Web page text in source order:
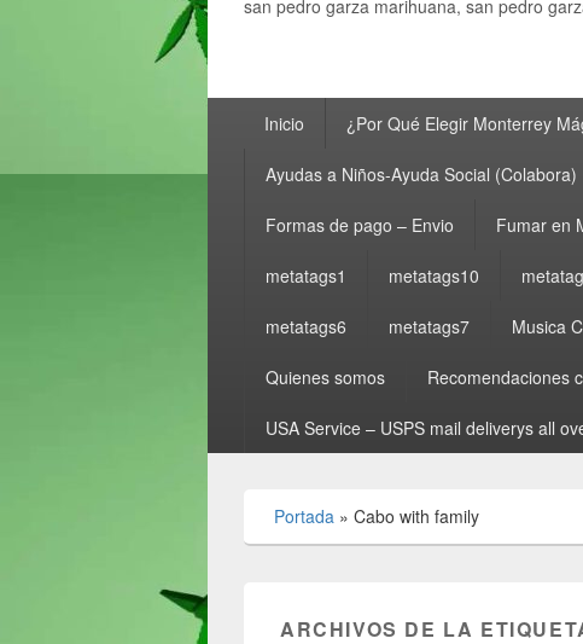
san pedro garza marihuana, san pedro
principalInicio ¿Por Qué Elegir Monterrey
Ayudas a Niños-Ayuda Social (Colabora)
Formas de pago – Envio Fumar en
metatags1 metatags10
metatags6 metatags7 Musica
Quienes somos Recomendaciones
USA Service – USPS mail deliverys all
Portada » Cabo with family
ARCHIVOS DE LA